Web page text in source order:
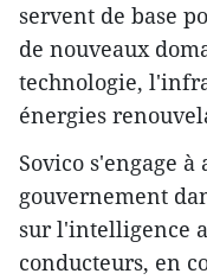
servent de base
de nouveaux
technologie,
énergies
Sovico s'engage
gouvernement
sur l'intelligence
conducteurs, en